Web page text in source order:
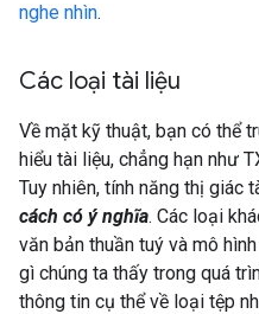
nghe nhìn.
Các loại tài liệu
Về mặt kỹ thuật, bạn có thể
hiểu tài liệu, chẳng hạn như
Tuy nhiên, tính năng thị giác
cách có ý nghĩa. Các loại
văn bản thuần tuý và mô
gì chúng ta thấy trong quá
thông tin cụ thể về loại tệp